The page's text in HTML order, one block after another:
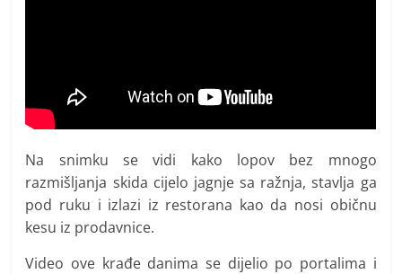
Na snimku se vidi kako lopov bez mnogo
razmišljanja skida cijelo jagnje sa ražnja, stavlja ga
pod ruku i izlazi iz restorana kao da nosi običnu
kesu iz prodavnice.
Video ove krađe danima se dijelio po portalima i